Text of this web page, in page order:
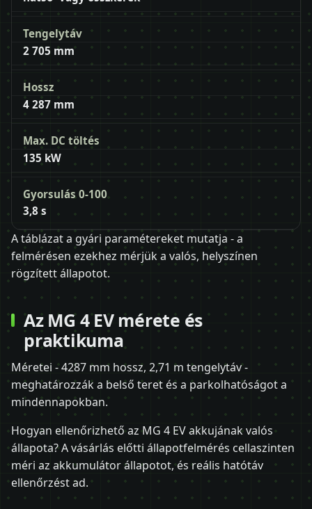
Tengelytáv
2 705 mm
Hossz
4 287 mm
Max. DC töltés
135 kW
Gyorsulás 0-100
3,8 s
A táblázat a gyári paramétereket mutatja - a
felmérésen ezekhez mérjük a valós, helyszínen
rögzített állapotot.
Az MG 4 EV mérete és
praktikuma
Méretei - 4287 mm hossz, 2,71 m tengelytáv -
meghatározzák a belső teret és a parkolhatóságot a
mindennapokban.
Hogyan ellenőrizhető az MG 4 EV akkujának valós
állapota? A vásárlás előtti állapotfelmérés cellaszinten
méri az akkumulátor állapotot, és reális hatótáv
ellenőrzést ad.